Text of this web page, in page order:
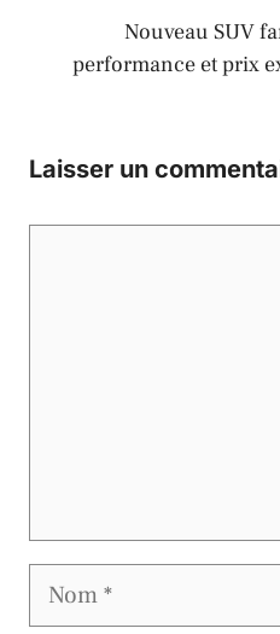
Nouveau SUV
performance et prix
Laisser un
Nom